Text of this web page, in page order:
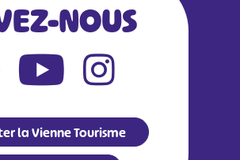
NOUS
la Vienne Tourisme